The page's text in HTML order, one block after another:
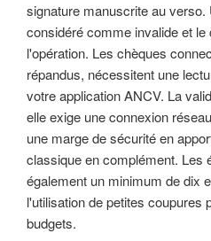
signature manuscrite au verso.
considéré comme invalide et
l'opération. Les chèques
répandus, nécessitent une
votre application ANCV. La
elle exige une connexion
une marge de sécurité en
classique en complément. Les
également un minimum de dix
l'utilisation de petites coupures
budgets.